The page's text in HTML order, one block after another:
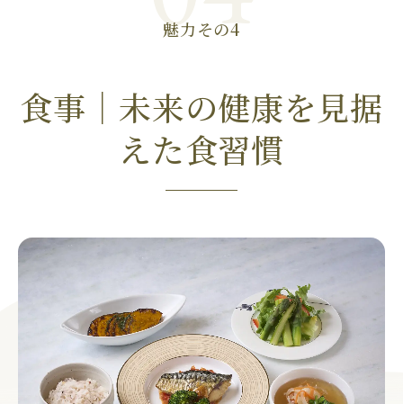
魅力その4
食事｜未来の健康を見据
えた食習慣